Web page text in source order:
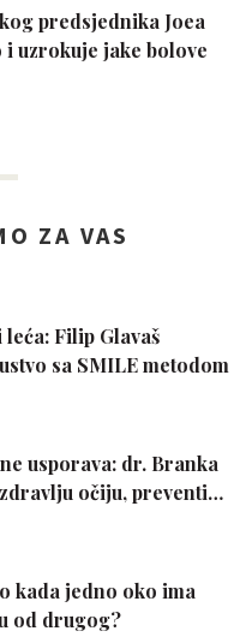
predsjednika Joea
uzrokuje jake bolove